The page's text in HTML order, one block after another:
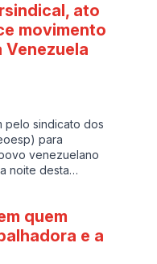
ato
movimento
Venezuela
pelo sindicato dos
para
venezuelano
noite desta…
quem
e a